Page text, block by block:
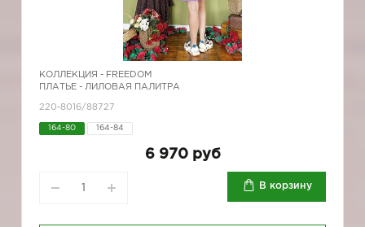
КОЛЛЕКЦИЯ - FREEDOM
ПЛАТЬЕ - ЛИЛОВАЯ ПАЛИТРА
220-8016/88727
164-80 164-84
6 970 руб
В корзину